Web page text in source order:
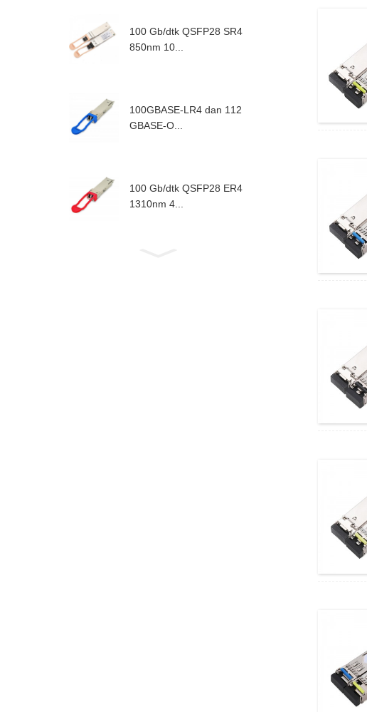
100 Gb/dtk QSFP28 SR4
850nm 10...
100GBASE-LR4 dan 112
GBASE-O...
100 Gb/dtk QSFP28 ER4
1310nm 4...